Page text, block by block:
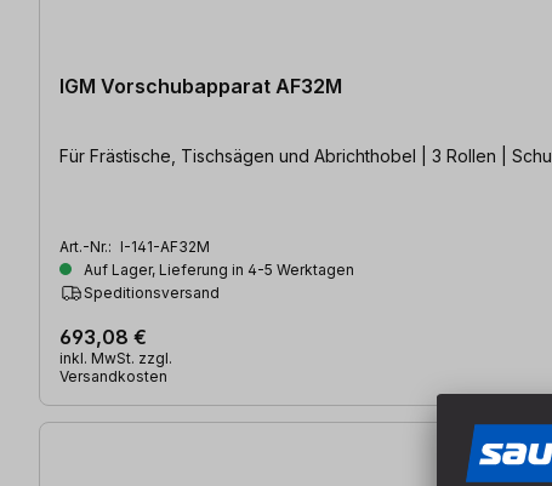
IGM Vorschubapparat AF32M
Für Frästische, Tischsägen und Abrichthobel | 3 Rollen |
Art.-Nr.: I-141-AF32M
Auf Lager, Lieferung in 4-5 Werktagen
Speditionsversand
693,08 €
inkl. MwSt. zzgl.
Versandkosten